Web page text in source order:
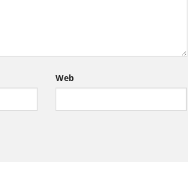
Web